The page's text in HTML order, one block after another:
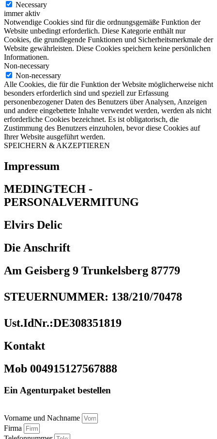
Necessary
immer aktiv
Notwendige Cookies sind für die ordnungsgemäße Funktion der
Website unbedingt erforderlich. Diese Kategorie enthält nur
Cookies, die grundlegende Funktionen und Sicherheitsmerkmale der
Website gewährleisten. Diese Cookies speichern keine persönlichen
Informationen.
Non-necessary
Non-necessary
Alle Cookies, die für die Funktion der Website möglicherweise nicht
besonders erforderlich sind und speziell zur Erfassung
personenbezogener Daten des Benutzers über Analysen, Anzeigen
und andere eingebettete Inhalte verwendet werden, werden als nicht
erforderliche Cookies bezeichnet. Es ist obligatorisch, die
Zustimmung des Benutzers einzuholen, bevor diese Cookies auf
Ihrer Website ausgeführt werden.
SPEICHERN & AKZEPTIEREN
Impressum
MEDINGTECH -
PERSONALVERMITUNG
Elvirs Delic
Die Anschrift
Am Geisberg 9 Trunkelsberg 87779
STEUERNUMMER: 138/210/70478
Ust.IdNr.:DE308351819
Kontakt
Mob 004915127567888
Ein Agenturpaket bestellen
Vorname und Nachname
Firma